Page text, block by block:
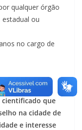
qualquer órgão
ou
no cargo de
cientificado que
na cidade de
e interesse